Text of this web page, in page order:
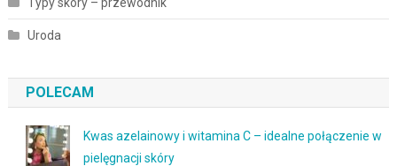
Uroda
POLECAM
Kwas azelainowy i witamina C – idealne połączenie w
pielęgnacji skóry